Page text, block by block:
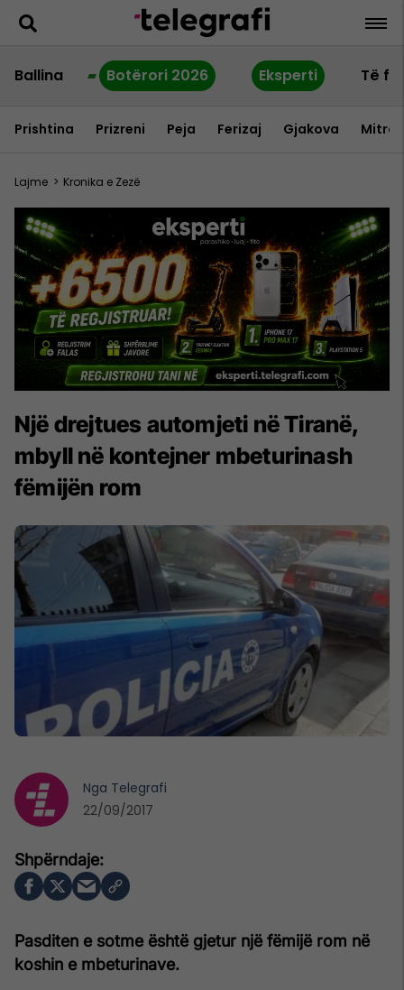
Ballina Botërori 2026 Eksperti Të
Prishtina Prizreni Peja Ferizaj Gjakova
Lajme > Kronika e Zezë
Një drejtues automjeti në Tiranë,
mbyll në kontejner mbeturinash
fëmijën rom
Pasditen e sotme është gjetur një fëmijë rom në
koshin e mbeturinave.
Nga Telegrafi
22/09/2017